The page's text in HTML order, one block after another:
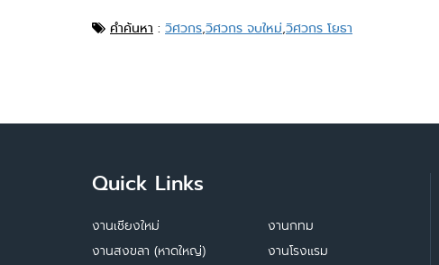
คำค้นหา : วิศวกร,วิศวกร จบใหม่,วิศวกร โยธา
Quick Links
งานเชียงใหม่
งานสงขลา (หาดใหญ่)
งานกทม
งานโรงแรม